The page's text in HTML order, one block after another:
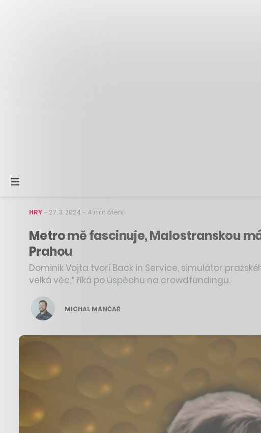
HRY– 27. 3. 2024 – 4 min čtení
Metro mě fascinuje, Malostranskou
Prahou
Dominik Vojta tvoří Back in Service, simulátor
velká věc,“ říká po úspěchu na crowdfundingu.
MICHAL MANČAŘ